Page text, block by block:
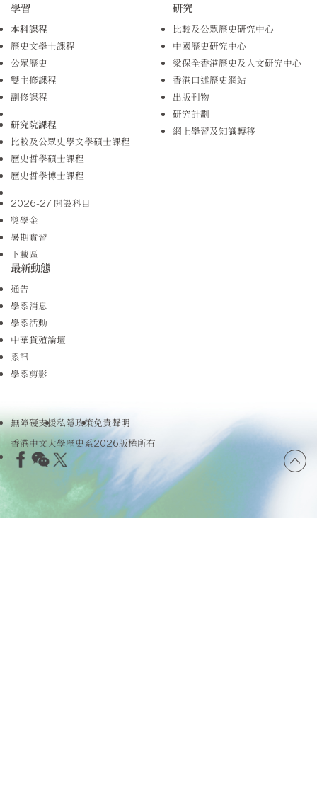
學習
本科課程
歷史文學士課程
公眾歷史
雙主修課程
副修課程
研究院課程
比較及公眾史學文學碩士課程
歷史哲學碩士課程
歷史哲學博士課程
2026-27 開設科目
獎學金
暑期實習
下載區
研究
比較及公眾歷史研究中心
中國歷史研究中心
梁保全香港歷史及人文研究中心
香港口述歷史網站
出版刊物
研究計劃
網上學習及知識轉移
最新動態
通告
學系消息
學系活動
中華貨殖論壇
系訊
學系剪影
無障礙支援私隱政策免責聲明
香港中文大學歷史系2026版權所有